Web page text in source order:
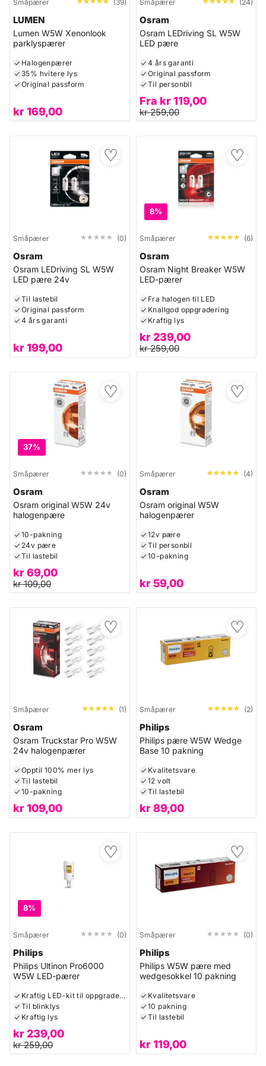
Småpærer (39)
LUMEN
Lumen W5W Xenonlook
parklyspærer
Halogenpærer
35% hvitere lys
Original passform
kr169,00
Småpærer (24)
Osram
Osram LEDriving SL W5W
LED pære
4 års garanti
Original passform
Til personbil
Fra kr119,00
kr259,00
♡
Småpærer ★★★★★
★★★★★ (0)
Osram
Osram LEDriving SL W5W
LED pære 24v
Til lastebil
Original passform
4 års garanti
kr199,00
♡
8%
Småpærer ★★★★★
★★★★★ (6)
Osram
Osram Night Breaker W5W
LED-pærer
Fra halogen til LED
Knallgod oppgradering
Kraftig lys
kr239,00
kr259,00
♡
37%
Småpærer ★★★★★
★★★★★ (0)
Osram
Osram original W5W 24v
halogenpære
10-pakning
24v pære
Til lastebil
kr69,00
kr109,00
♡
Småpærer ★★★★★
★★★★★ (4)
Osram
Osram original W5W
halogenpærer
12v pære
Til personbil
10-pakning
kr59,00
♡
Småpærer ★★★★★
★★★★★ (1)
Osram
Osram Truckstar Pro W5W
24v halogenpærer
Opptil 100% mer lys
Til lastebil
10-pakning
kr109,00
♡
Småpærer ★★★★★
★★★★★ (2)
Philips
Philips pære W5W Wedge
Base 10 pakning
Kvalitetsvare
12 volt
Til lastebil
kr89,00
♡
8%
Småpærer ★★★★★
★★★★★ (0)
Philips
Philips Ultinon Pro6000
W5W LED-pærer
Kraftig LED-kit til oppgradering av originalpærer
Til blinklys
Kraftig lys
kr239,00
kr259,00
♡
Småpærer ★★★★★
★★★★★ (0)
Philips
Philips W5W pære med
wedgesokkel 10 pakning
Kvalitetsvare
10 pakning
Til lastebil
kr119,00